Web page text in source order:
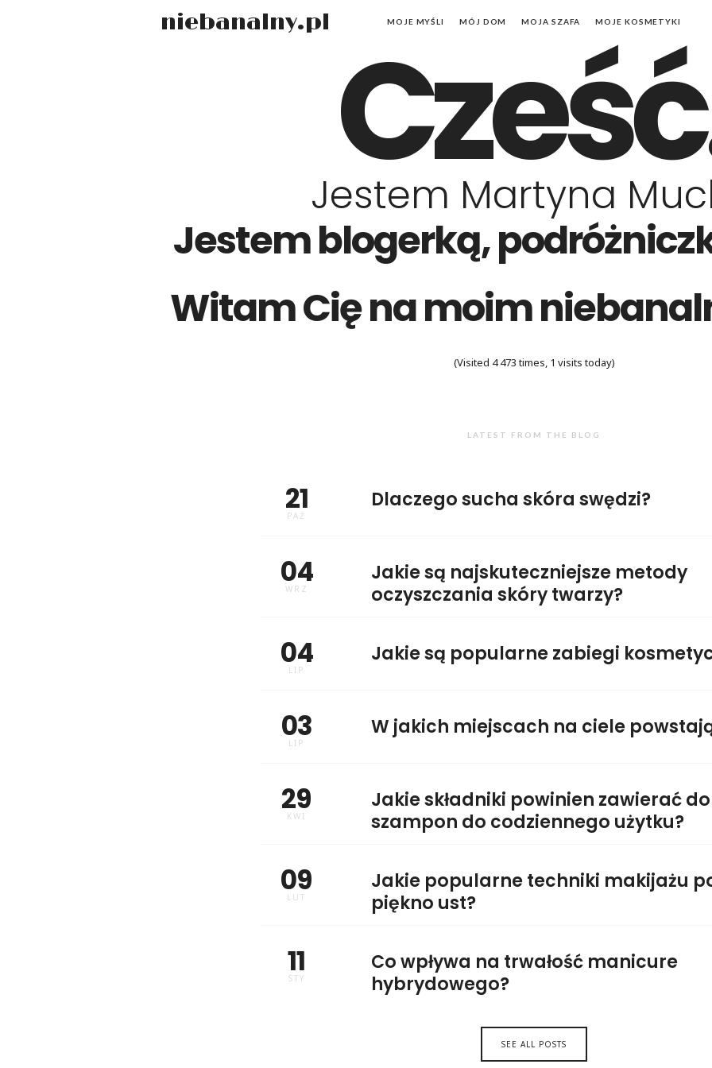
niebanalny.pl MOJE MYŚLI MÓJ DOM MOJA SZAFA MOJE KOSMETYKI
Jestem Martyna
Jestem blogerką,
Witam Cię na moim
(Visited 4 473 times, 1 visits today)
LATEST FROM THE BLOG
21
PAŹ
Dlaczego sucha skóra swędzi?
04
WRZ
Jakie są najskuteczniejsze metody
oczyszczania skóry twarzy?
04
LIP
Jakie są popularne zabiegi
03
LIP
W jakich miejscach na ciele
29
KWI
Jakie składniki powinien zawierać
szampon do codziennego użytku?
09
LUT
Jakie popularne techniki makijażu
piękno ust?
11
STY
Co wpływa na trwałość manicure
hybrydowego?
SEE ALL POSTS